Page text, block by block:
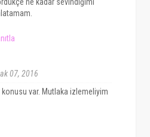
07, 2016
var. Mutlaka izlemeliyim